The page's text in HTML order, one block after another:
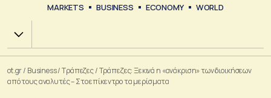
MARKETS BUSINESS ECONOMY WORLD
Χ.Α.
ot.gr/ Business/Τράπεζες/Τράπεζες: Ξεκινά η «ανάκριση» των διοικήσεων
από τους αναλυτές – Στο επίκεντρο τα μερίσματα